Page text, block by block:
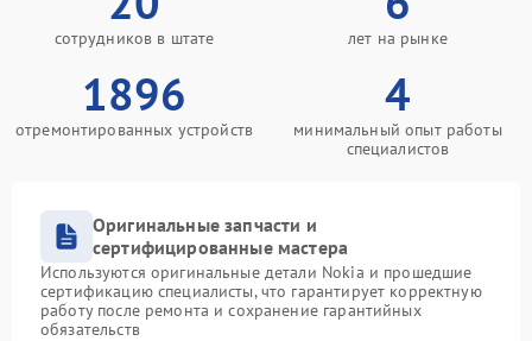
сотрудников в штате лет на рынке
1896
отремонтированных устройств
4
минимальный опыт работы
специалистов
Оригинальные запчасти и
сертифицированные мастера
Используются оригинальные детали Nokia и прошедшие
сертификацию специалисты, что гарантирует корректную
работу после ремонта и сохранение гарантийных
обязательств